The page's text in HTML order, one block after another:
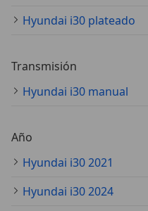
Hyundai i30 plateado
Transmisión
Hyundai i30 manual
Año
Hyundai i30 2021
Hyundai i30 2024